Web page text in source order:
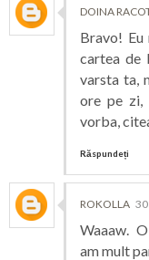
DOINA
Bravo!
cartea de
varsta ta,
ore pe zi,
vorba,
Răspundeți
ROKOLLA 30
Waaaw.
am mult